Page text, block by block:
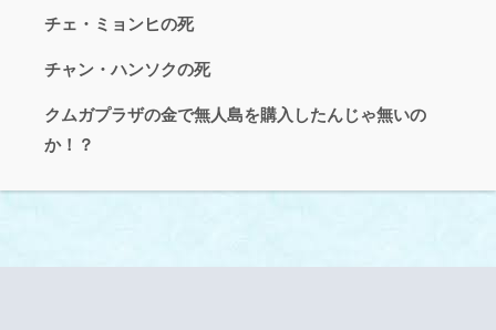
チェ・ミョンヒの死
チャン・ハンソクの死
クムガプラザの金で無人島を購入したんじゃ無いの
か！？